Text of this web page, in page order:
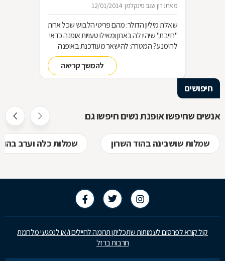
מאת: רון שגב פינקלמן 12/01/2014
שאלת מיליון הדולר: מהם פריטי הלבוש שכל אחת
"חייבת" שיהיו לה בארון ומאילו טעויות אופנה כדאי
להימנע? המטרה: להישאר מעודכנת באופנה
מבלי להחליף מלתחה שלמה כל עונה האמצעי:
להמשך קריאה
חיפושים
אנשים שחיפשו אופנת נשים חיפשו גם
שמלות שושבינה בהוד השרון שמלות כלה וערב
קול קורא לפרסום לעמותות שתכליתן תרומה לחיילים ו/או לנפגעי מלחמת
חרבות ברזל